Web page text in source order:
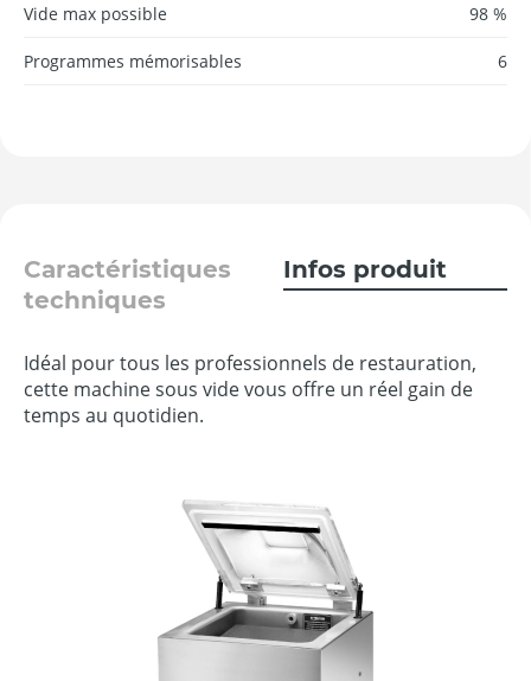
Vide max possible 98 %
Programmes mémorisables 6
Caractéristiques
techniques
Infos produit
Idéal pour tous les professionnels de restauration,
cette machine sous vide vous offre un réel gain de
temps au quotidien.